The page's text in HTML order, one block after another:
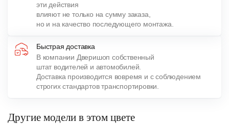
эти действия
влияют не только на сумму заказа,
но и на качество последующего монтажа.
Быстрая доставка
В компании Дверишоп собственный
штат водителей и автомобилей.
Доставка производится вовремя и с соблюдением
строгих стандартов транспортировки.
Другие модели в этом цвете